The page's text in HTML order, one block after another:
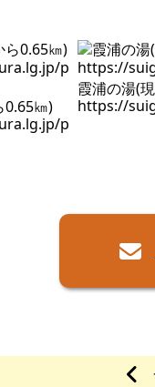
0.65㎞)
p
霞浦の湯(
https://